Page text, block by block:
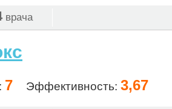
врача
7 Эффективность: 3,67